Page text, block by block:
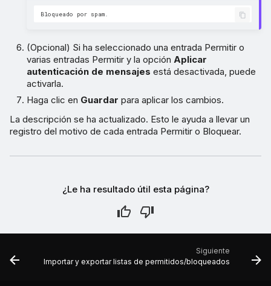
(Opcional) Si ha seleccionado una entrada Permitir o
varias entradas Permitir y la opciónAplicar
autenticación de mensajes está desactivada, puede
activarla.
Haga clic en Guardar para aplicar los cambios.
La descripción se ha actualizado. Esto le ayuda a llevar un
registro del motivo de cada entrada Permitir o Bloquear.
¿Le ha resultado útil esta página?
Siguiente
Importar y exportar listas de permitidos/bloqueados